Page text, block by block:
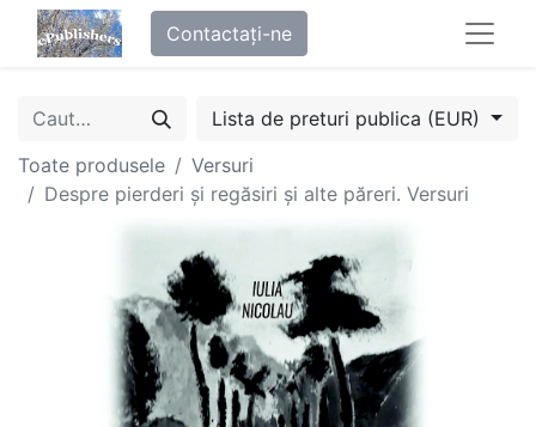
Contactați-ne
Lista de preturi publica (EUR)
Toate produsele
Versuri
Despre pierderi și regăsiri și alte păreri. Versuri